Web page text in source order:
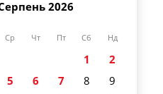
2026
Ср Чт Пт Сб Нд
1
2
5 6 7 8
9